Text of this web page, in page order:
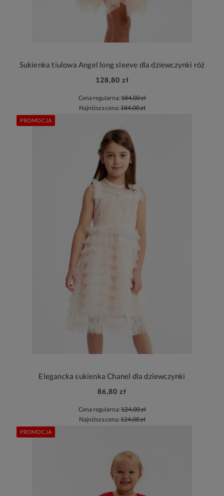
Sukienka tiulowa Angel long sleeve dla dziewczynki róż
128,80 zł
Cena regularna:184,00 zł
Najniższa cena:184,00 zł
Elegancka sukienka Chanel dla dziewczynki
86,80 zł
Cena regularna:124,00 zł
Najniższa cena:124,00 zł
PROMOCJA
PROMOCJA